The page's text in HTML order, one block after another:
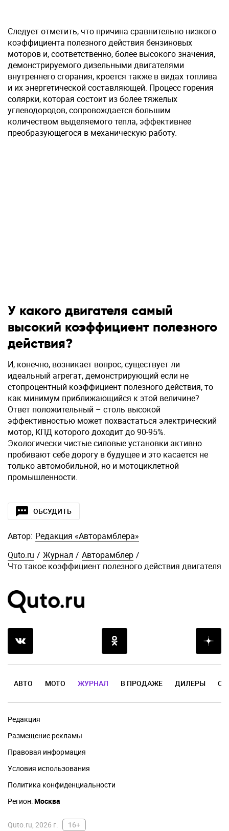
Следует отметить, что причина сравнительно низкого
коэффициента полезного действия бензиновых
моторов и, соответственно, более высокого значения,
демонстрируемого дизельными двигателями
внутреннего сгорания, кроется также в видах топлива
и их энергетической составляющей. Процесс горения
солярки, которая состоит из более тяжелых
углеводородов, сопровождается большим
количеством выделяемого тепла, эффективнее
преобразующегося в механическую работу.
У какого двигателя самый
высокий коэффициент полезного
действия?
И, конечно, возникает вопрос, существует ли
идеальный агрегат, демонстрирующий если не
стопроцентный коэффициент полезного действия, то
как минимум приближающийся к этой величине?
Ответ положительный – столь высокой
эффективностью может похвастаться электрический
мотор, КПД которого доходит до 90-95%.
Экологически чистые силовые установки активно
пробивают себе дорогу в будущее и это касается не
только автомобильной, но и мотоциклетной
промышленности.
ОБСУДИТЬ
Автор: Редакция «Авторамблера»
Quto.ru / Журнал / Авторамблер /
Что такое коэффициент полезного действия двигателя
АВТО МОТО ЖУРНАЛ В ПРОДАЖЕ ДИЛЕРЫ
Редакция
Размещение рекламы
Правовая информация
Условия использования
Политика конфиденциальности
Регион:Москва
Quto.ru, 2026 г. 16+